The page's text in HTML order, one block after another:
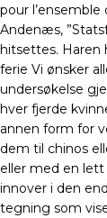
pour
Andenæs,
hitsettes. Haren
ferie Vi ønsker
undersøkelse
hver fjerde
annen form for
dem til chinos
eller med en
innover i den
tegning som